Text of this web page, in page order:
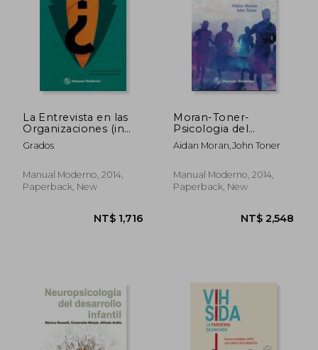
NT$ 1,382
La Entrevista en las
Organizaciones (in
Spanish)
Grados
Manual Moderno, 2014,
Paperback, New
Moran-Toner-
Psicologia del
Deporte-1A Ed-
Manual Moderno-
(in Spanish)
Aidan Moran,John Toner
Manual Moderno, 2014,
Paperback, New